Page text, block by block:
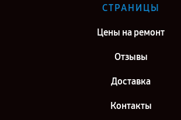
СТРАНИЦЫ
Цены на ремонт
Отзывы
Доставка
Контакты